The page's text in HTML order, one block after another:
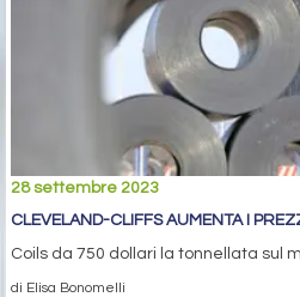
28 settembre 2023
CLEVELAND-CLIFFS AUMENTA I
Coils da 750 dollari la tonnellata sul
di Elisa Bonomelli